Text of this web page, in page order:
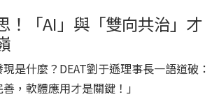
！「AI」與「雙向共治」才
是什麼？DEAT劉于遜理事長一語道破：
善，軟體應用才是關鍵！」